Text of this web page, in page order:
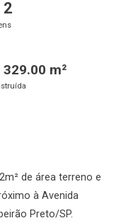
2
329.00 m²
de área terreno e
à Avenida
Preto/SP.